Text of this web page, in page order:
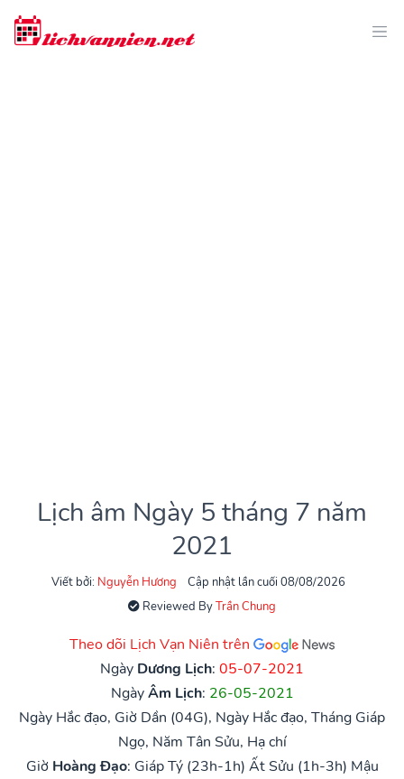
Lịch âm Ngày 5 tháng 7 năm
2021
Viết bởi: Nguyễn Hương
Cập nhật lần cuối 08/08/2026
Reviewed ByTrần Chung
Theo dõi Lịch Vạn Niên trên
Ngày Dương Lịch: 05-07-2021
NgàyÂm Lịch: 26-05-2021
Ngày Hắc đạo, Giờ Dần (04G), Ngày Hắc đạo, Tháng Giáp
Ngọ, Năm Tân Sửu, Hạ chí
Giờ Hoàng Đạo: Giáp Tý (23h-1h) Ất Sửu (1h-3h) Mậu